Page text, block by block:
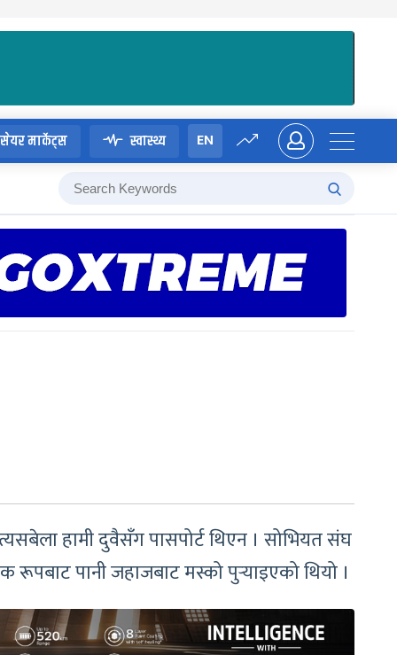
सेयर मार्केट्स स्वास्थ्य EN
हामी दुवैसँग पासपोर्ट थिएन । सोभियत संघ
रूपबाट पानी जहाजबाट मस्को पुर्‍याइएको थियो ।